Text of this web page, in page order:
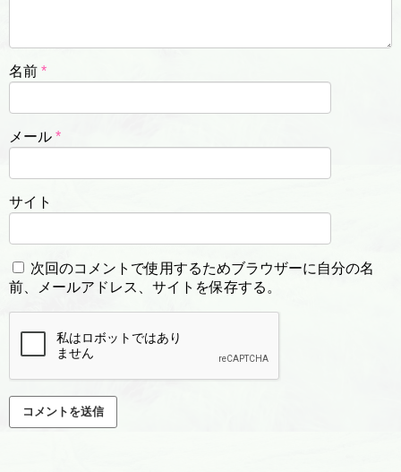
名前 *
メール *
サイト
次回のコメントで使用するためブラウザーに自分の名
前、メールアドレス、サイトを保存する。